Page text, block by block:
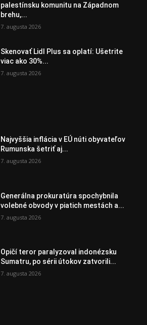
palestínsku komunitu na Západnom
brehu,...
7. augusta 2026
Skenovať Lidl Plus sa oplatí: Ušetrite
viac ako 30%...
7. augusta 2026
Najvyššia inflácia v EÚ núti obyvateľov
Rumunska šetriť aj...
7. augusta 2026
Generálna prokuratúra spochybnila
volebné obvody v piatich mestách a...
7. augusta 2026
Opičí teror paralyzoval indonézsku
Sumatru, po sérii útokov zatvorili...
7. augusta 2026